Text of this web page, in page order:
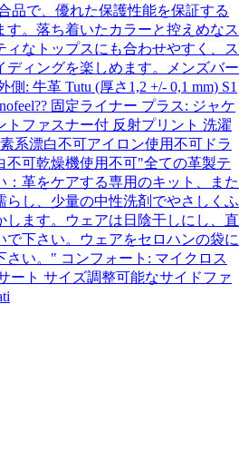
品で、優れた保護性能を保証する
。落ち着いたカラーと控えめなス
ィなトップスにも合わせやすく、ス
ディングを楽しめます。メンズバー
: 牛革 Tutu (厚さ1,2 +/- 0,1 mm) S1
固定ライナー プラス: ジャケ
トファスナー付 反射プリント 洗濯
系漂白不可アイロン使用不可ドラ
不可乾燥機使用不可"全ての革製テ
：革をケアする専用のキット、また
らし、少量の中性洗剤でやさしくふ
します。ウェアは日陰干しにし、直
下さい。ウェアをセロハンの袋に
さい。" コンフォート: マイクロス
ート サイズ調整可能なサイドファ